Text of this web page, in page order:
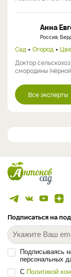
Анна
Россия,
Сад Огород
Доктор
смородины
Все эксперты
Подписаться на
Подписываясь
персональных
С Политикой